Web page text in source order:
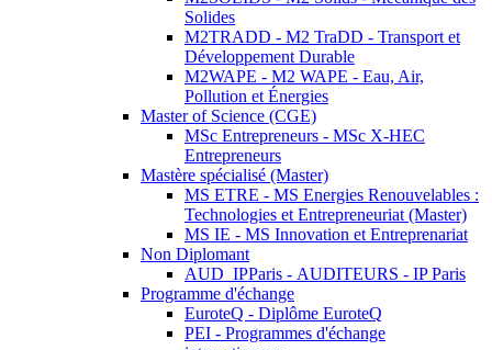
Solides
M2TRADD - M2 TraDD - Transport et
Développement Durable
M2WAPE - M2 WAPE - Eau, Air,
Pollution et Énergies
Master of Science (CGE)
MSc Entrepreneurs - MSc X-HEC
Entrepreneurs
Mastère spécialisé (Master)
MS ETRE - MS Energies Renouvelables :
Technologies et Entrepreneuriat (Master)
MS IE - MS Innovation et Entreprenariat
Non Diplomant
AUD_IPParis - AUDITEURS - IP Paris
Programme d'échange
EuroteQ - Diplôme EuroteQ
PEI - Programmes d'échange